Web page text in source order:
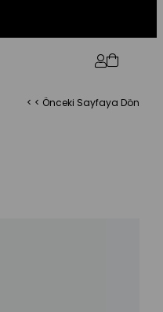
< < Önceki Sayfaya Dön